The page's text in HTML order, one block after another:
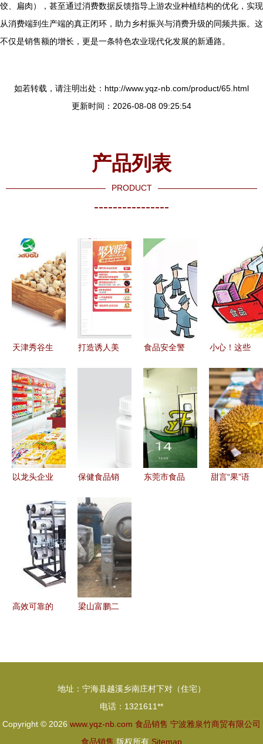
饺、扁肉），甚至通过消费数据反馈指导上游农业种植结构的优化，实现
从消费端到生产端的真正闭环，助力乡村振兴与消费升级的同频共振。这
不仅是销售额的增长，更是一条特色农业现代化发展的新通路。
如若转载，请注明出处：http://www.yqz-nb.com/product/65.html
更新时间：2026-08-08 09:25:54
产品列表
PRODUCT
----------------
天津秀谷生
直销干燥薏
米粉，打造
健康食品新
选择
打造诱人美
食品安全警
格，留心你
常买的几
款！
小心！这些
格，淘宝天
猫均有售
以龙头企业
动现代农业
高质量发展
——食品销
售转型实践
与思考
保健食品销
自己包装
吗？——符
合法规下搞
定制许可助
力小型商家
突围
东莞市食品
甜言“果”语
高效可靠的
梁山富鹏二
护食品销售
本源
地址：宁海县越溪乡南庄村下对（住宅）
电话：1321611**
Copyright © 2026 www.yqz-nb.com 食品销售 宁波雅泉竹商贸有限公司
食品销售 版权所有 Sitemap